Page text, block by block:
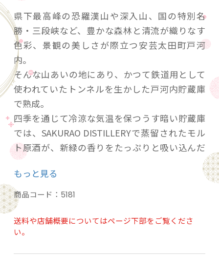
県下最高峰の恐羅漢山や深入山、国の特別名
勝・三段峡など、豊かな森林と清流が織りなす
色彩、景観の美しさが際立つ安芸太田町戸河
内。
そんな山あいの地にあり、かつて鉄道用として
使われていたトンネルを生かした戸河内貯蔵庫
で熟成。
四季を通じて冷涼な気温を保つうす暗い貯蔵庫
では、SAKURAO DISTILLERYで蒸留されたモル
ト原酒が、新緑の香りをたっぷりと吸い込んだ
樽の中で静かに熟成の時を重ねています。
・カスク：戸河内トンネルで3年以上熟成したバ
ーボン樽
・色：黄金色
・香り：バニラ、リンゴ、マーマレード、メロ
もっと見る
商品コード： 5181
送料や店舗概要についてはページ下部をご覧くださ
い。